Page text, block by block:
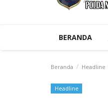
BERANDA
Beranda Headline
Headline